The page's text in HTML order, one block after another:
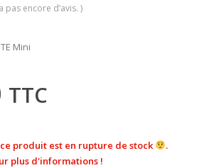
pas encore d’avis. )
Mini
TTC
produit est en rupture de stock
.
plus d'informations !